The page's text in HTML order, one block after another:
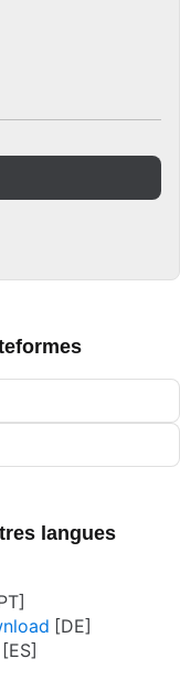
langues